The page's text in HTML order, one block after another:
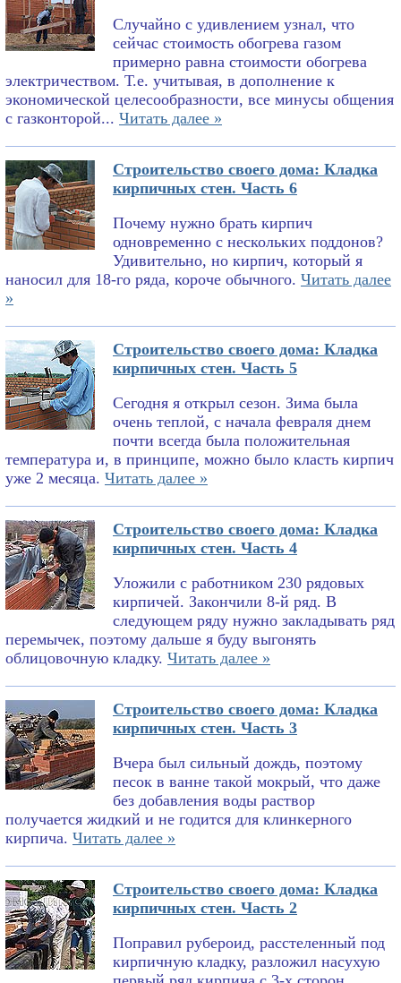
Случайно с удивлением узнал, что
сейчас стоимость обогрева газом
примерно равна стоимости обогрева
электричеством. Т.е. учитывая, в дополнение к
экономической целесообразности, все минусы общения
с газконторой... Читать далее »
Строительство своего дома: Кладка
кирпичных стен. Часть 6
Почему нужно брать кирпич
одновременно с нескольких поддонов?
Удивительно, но кирпич, который я
наносил для 18-го ряда, короче обычного. Читать далее
»
Строительство своего дома: Кладка
кирпичных стен. Часть 5
Сегодня я открыл сезон. Зима была
очень теплой, с начала февраля днем
почти всегда была положительная
температура и, в принципе, можно было класть кирпич
уже 2 месяца. Читать далее »
Строительство своего дома: Кладка
кирпичных стен. Часть 4
Уложили с работником 230 рядовых
кирпичей. Закончили 8-й ряд. В
следующем ряду нужно закладывать ряд
перемычек, поэтому дальше я буду выгонять
облицовочную кладку. Читать далее »
Строительство своего дома: Кладка
кирпичных стен. Часть 3
Вчера был сильный дождь, поэтому
песок в ванне такой мокрый, что даже
без добавления воды раствор
получается жидкий и не годится для клинкерного
кирпича. Читать далее »
Строительство своего дома: Кладка
кирпичных стен. Часть 2
Поправил рубероид, расстеленный под
кирпичную кладку, разложил насухую